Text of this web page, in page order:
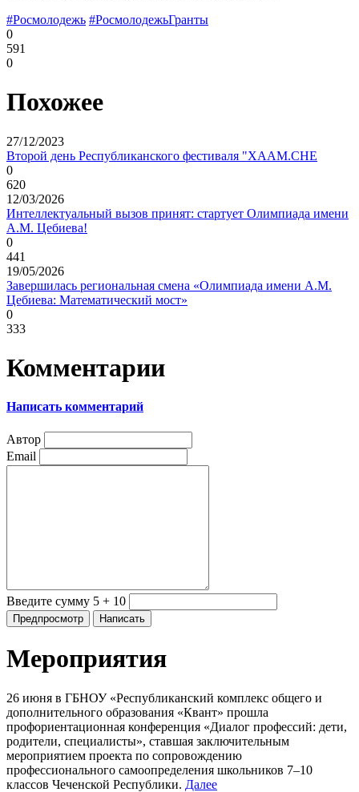
#Росмолодежь #РосмолодежьГранты
0
591
0
Похожее
27/12/2023
Второй день Республиканского фестиваля "ХААМ.СНЕ
0
620
12/03/2026
Интеллектуальный вызов принят: стартует Олимпиада имени
А.М. Цебиева!
0
441
19/05/2026
Завершилась региональная смена «Олимпиада имени А.М.
Цебиева: Математический мост»
0
333
Комментарии
Написать комментарий
Автор
Email
Введите сумму 5 + 10
Мероприятия
26 июня в ГБНОУ «Республиканский комплекс общего и
дополнительного образования «Квант» прошла
профориентационная конференция «Диалог профессий: дети,
родители, специалисты», ставшая заключительным
мероприятием проекта по сопровождению
профессионального самоопределения школьников 7–10
классов Чеченской Республики. Далее